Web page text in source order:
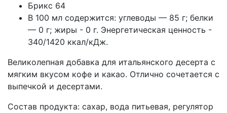
Брикс 64
В 100 мл содержится: углеводы — 85 г; белки
— 0 г; жиры - 0 г. Энергетическая ценность -
340/1420 ккал/кДж.
Великолепная добавка для итальянского десерта с
мягким вкусом кофе и какао. Отлично сочетается с
выпечкой и десертами.
Состав продукта: сахар, вода питьевая, регулятор